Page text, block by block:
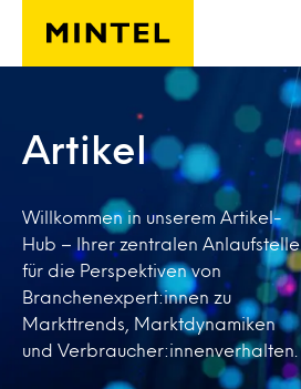
Skip to main content
Artikel
Willkommen in unserem Artikel-
Hub – Ihrer zentralen Anlaufstelle
für die Perspektiven von
Branchenexpert:innen zu
Markttrends, Marktdynamiken
und Verbraucher:innenverhalten.